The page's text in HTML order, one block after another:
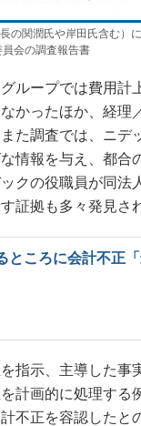
の関潤氏や岸田氏含む）
会の調査報告書
ループでは費用計
かったほか、経理
た調査では、ニデ
情報を与え、都合
クの役職員が同法
証拠も多々発見さ
ところに会計不正
指示、主導した事
計画的に処理する
不正を容認したと